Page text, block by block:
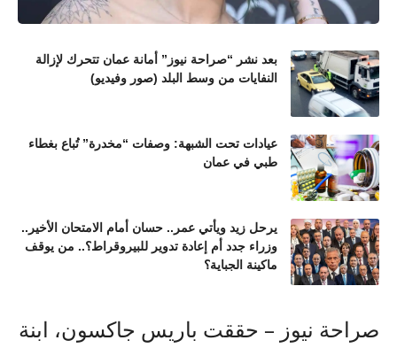
بعد نشر “صراحة نيوز” أمانة عمان تتحرك لإزالة
النفايات من وسط البلد (صور وفيديو)
عيادات تحت الشبهة: وصفات “مخدرة” تُباع بغطاء
طبي في عمان
يرحل زيد ويأتي عمر.. حسان أمام الامتحان الأخير..
وزراء جدد أم إعادة تدوير للبيروقراط؟.. من يوقف
ماكينة الجباية؟
صراحة نيوز – حققت باريس جاكسون، ابنة